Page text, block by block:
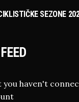
SEZONE
you haven't